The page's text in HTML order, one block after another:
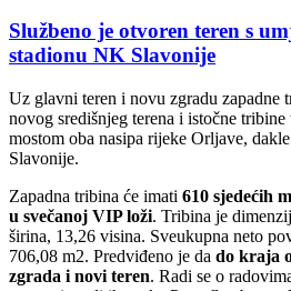
Službeno je otvoren teren s
stadionu NK Slavonije
Uz glavni teren i novu zgradu zapadne
novog središnjeg terena i istočne
mostom oba nasipa rijeke Orljave,
Slavonije.
Zapadna tribina će imati 610 sjedećih
u svečanoj VIP loži. Tribina je
širina, 13,26 visina. Sveukupna neto
706,08 m2. Predviđeno je da do kraja
zgrada i novi teren. Radi se o